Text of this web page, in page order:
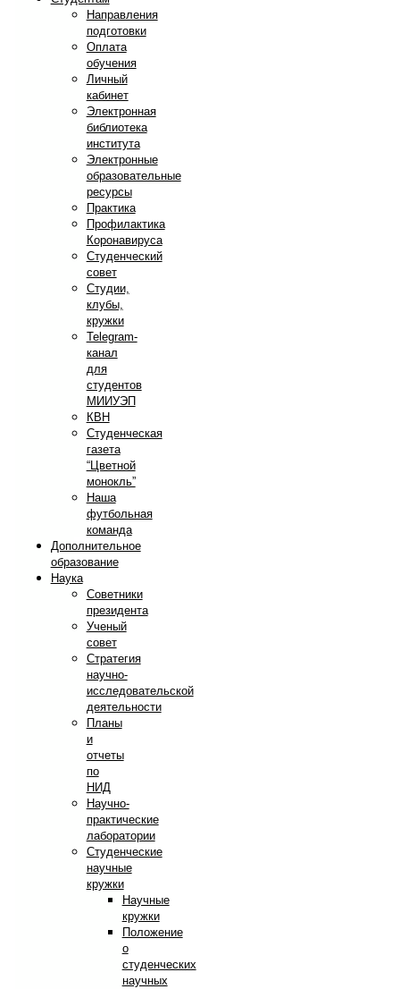
Направления
подготовки
Оплата
обучения
Личный
кабинет
Электронная
библиотека
института
Электронные
образовательные
ресурсы
Практика
Профилактика
Коронавируса
Студенческий
совет
Студии,
клубы,
кружки
Telegram-
канал
для
студентов
МИИУЭП
КВН
Студенческая
газета
“Цветной
монокль”
Наша
футбольная
команда
Дополнительное
образование
Наука
Советники
президента
Ученый
совет
Стратегия
научно-
исследовательской
деятельности
Планы
и
отчеты
по
НИД
Научно-
практические
лаборатории
Студенческие
научные
кружки
Научные
кружки
Положение
о
студенческих
научных